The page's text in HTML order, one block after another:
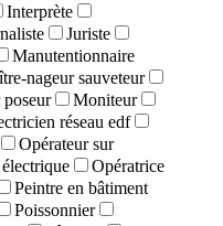
Interprète
Juriste
Manutentionnaire
nageur sauveteur
Moniteur
réseau edf
Opérateur sur
Opératrice
Peintre en bâtiment
Poissonnier